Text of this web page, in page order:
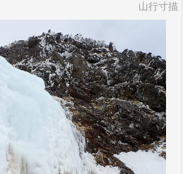
山行寸描